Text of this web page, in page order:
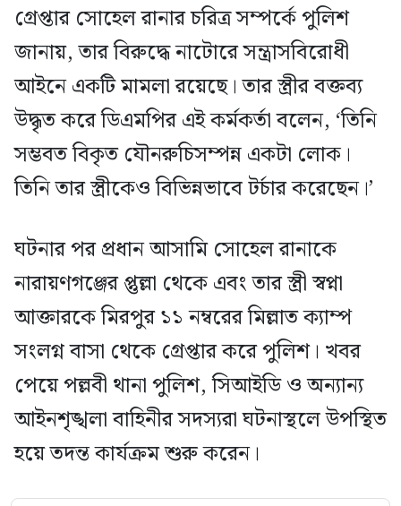
গ্রেপ্তার সোহেল রানার চরিত্র সম্পর্কে পুলিশ
জানায়, তার বিরুদ্ধে নাটোরে সন্ত্রাসবিরোধী
আইনে একটি মামলা রয়েছে। তার স্ত্রীর বক্তব্য
উদ্ধৃত করে ডিএমপির এই কর্মকর্তা বলেন, ‘তিনি
সম্ভবত বিকৃত যৌনরুচিসম্পন্ন একটা লোক।
তিনি তার স্ত্রীকেও বিভিন্নভাবে টর্চার করেছেন।’
ঘটনার পর প্রধান আসামি সোহেল রানাকে
নারায়ণগঞ্জের প্তুল্লা থেকে এবং তার স্ত্রী স্বপ্না
আক্তারকে মিরপুর ১১ নম্বরের মিল্লাত ক্যাম্প
সংলগ্ন বাসা থেকে গ্রেপ্তার করে পুলিশ। খবর
পেয়ে পল্লবী থানা পুলিশ, সিআইডি ও অন্যান্য
আইনশৃঙ্খলা বাহিনীর সদস্যরা ঘটনাস্থলে উপস্থিত
হয়ে তদন্ত কার্যক্রম শুরু করেন।